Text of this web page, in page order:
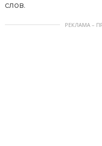
слов.
РЕКЛАМА –